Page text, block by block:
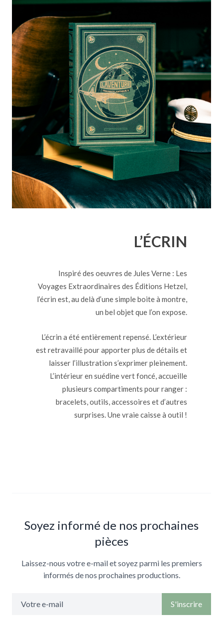
L’ÉCRIN
Inspiré des oeuvres de Jules Verne : Les
Voyages Extraordinaires des Éditions Hetzel,
l’écrin est, au delà d’une simple boite à montre,
un bel objet que l’on expose.
L’écrin a été entièrement repensé. L’extérieur
est retravaillé pour apporter plus de détails et
laisser l’illustration s’exprimer pleinement.
L’intérieur en suédine vert foncé, accueille
plusieurs compartiments pour ranger :
bracelets, outils, accessoires et d’autres
surprises. Une vraie caisse à outil !
Soyez informé de nos prochaines
pièces
Laissez-nous votre e-mail et soyez parmi les premiers
informés de nos prochaines productions.
S'inscrire